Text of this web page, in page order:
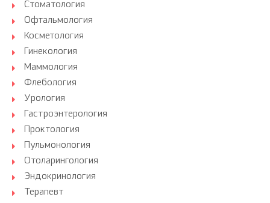
Стоматология
Офтальмология
Косметология
Гинекология
Маммология
Флебология
Урология
Гастроэнтерология
Проктология
Пульмонология
Отоларингология
Эндокринология
Терапевт